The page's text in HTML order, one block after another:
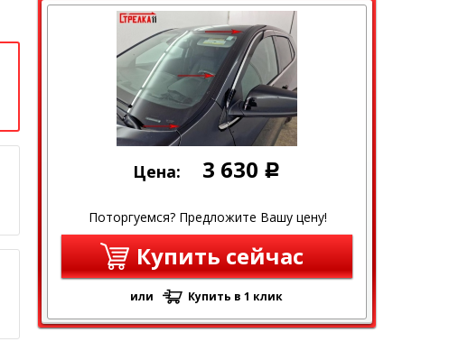
Цена: 3 630 Р
Поторгуемся? Предложите Вашу цену!
Купить сейчас
или Купить в 1 клик